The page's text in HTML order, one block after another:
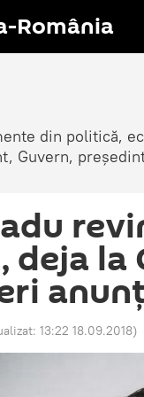
România
din politică,
Guvern,
deja la
13:22 18.09.2018)